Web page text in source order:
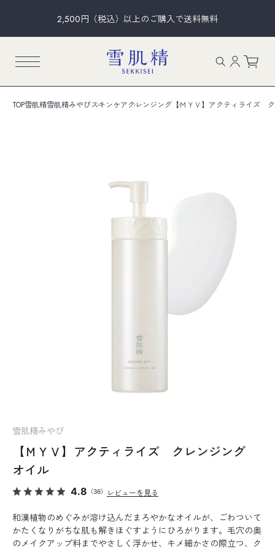
2,500円（税込）以上のご購入で送料無料
TOP雪肌精雪肌精みやびスキンケアクレンジング 【ＭＹＶ】アクティライズ
雪肌精みやび
【ＭＹＶ】アクティライズ クレンジング
オイル
4.8 （36） レビューを見る
和漢植物のめぐみが溶け込んだまろやかなオイルが、ごわついて
かたくなりがちな肌も解きほぐすようにひろがります。毛穴の奥
のメイクアップ料までやさしく浮かせ、キメ細かさの際立つ、ク